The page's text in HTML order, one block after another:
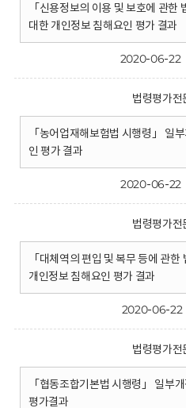
「신용정보의 이용 및 보호에 관
대한 개인정보 침해요인 평가 결과
2020-06-22
법령평가전
「농어업재해보험법 시행령」 일
인 평가 결과
2020-06-22
법령평가전
「대체역의 편입 및 복무 등에 관
개인정보 침해요인 평가 결과
2020-06-22
법령평가전
「협동조합기본법 시행령」 일부
평가결과